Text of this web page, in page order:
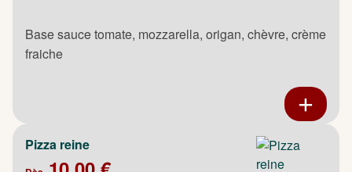
Base sauce tomate, mozzarella, origan, chèvre, crème
fraiche
Pizza reine